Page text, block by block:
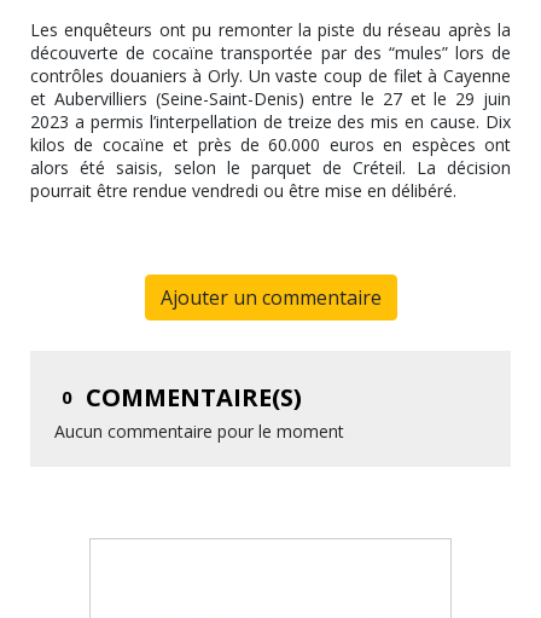
Les enquêteurs ont pu remonter la piste du réseau après la
découverte de cocaïne transportée par des “mules” lors de
contrôles douaniers à Orly. Un vaste coup de filet à Cayenne
et Aubervilliers (Seine-Saint-Denis) entre le 27 et le 29 juin
2023 a permis l’interpellation de treize des mis en cause. Dix
kilos de cocaïne et près de 60.000 euros en espèces ont
alors été saisis, selon le parquet de Créteil. La décision
pourrait être rendue vendredi ou être mise en délibéré.
Ajouter un commentaire
0 COMMENTAIRE(S)
Aucun commentaire pour le moment